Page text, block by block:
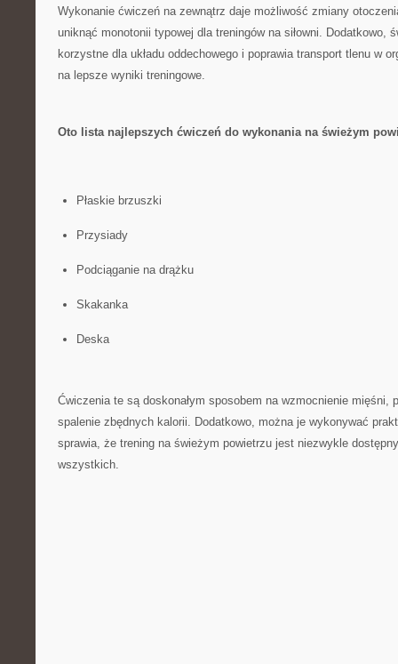
Wykonanie ćwiczeń​ na zewnątrz daje możliwość‍ zmiany
uniknąć monotonii ⁤typowej dla ⁢treningów na siłowni. Dodatkowo,
⁢korzystne dla układu oddechowego i poprawia⁢ transport⁣ tlenu⁣ w
⁢na lepsze wyniki treningowe.
Oto lista najlepszych ćwiczeń ‌do wykonania na świeżym
Płaskie brzuszki
Przysiady
Podciąganie na ⁤drążku
Skakanka
Deska
Ćwiczenia te ‍są doskonałym sposobem ‌na ⁤wzmocnienie mięśni,
spalenie zbędnych⁤ kalorii. Dodatkowo, można je wykonywać
sprawia, że trening ​na⁤ świeżym powietrzu jest niezwykle⁢
wszystkich.